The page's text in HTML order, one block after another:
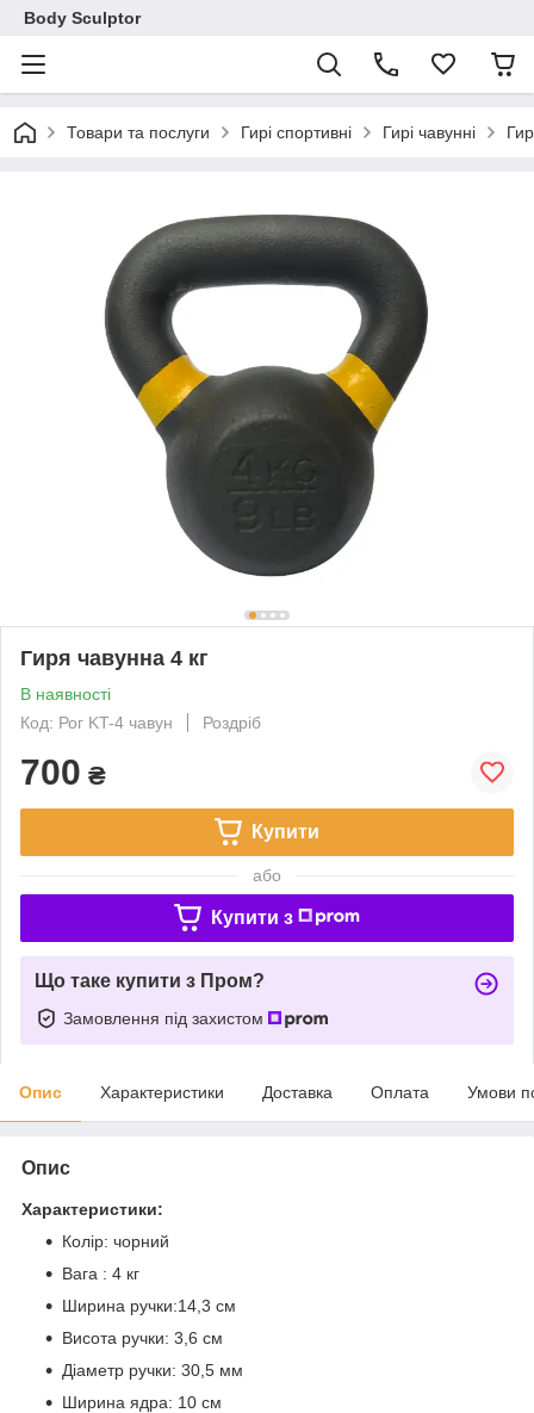
Body Sculptor
Товари та послуги Гирі спортивні Гирі чавунні
Гиря чавунна 4 кг
В наявності
Код: Рог KT-4 чавун
Роздріб
700 ₴
Купити
або
Купити з
Що таке купити з Пром?
Замовлення під захистом
Опис Характеристики Доставка Оплата Умови
Опис
Характеристики:
Колір: чорний
Вага : 4 кг
Ширина ручки:14,3 см
Висота ручки: 3,6 см
Діаметр ручки: 30,5 мм
Ширина ядра: 10 см